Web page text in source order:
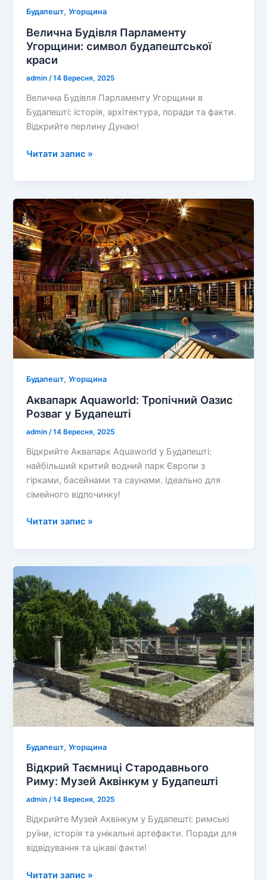
Будапешт,Угорщина
Велична Будівля Парламенту
Угорщини: символ будапештської
краси
admin/14 Вересня, 2025
Велична Будівля Парламенту Угорщини в
Будапешті: історія, архітектура, поради та факти.
Відкрийте перлину Дунаю!
Велична
Угорщини:
символ
будапештської
краси
Читати запис »
Будапешт,Угорщина
Аквапарк Aquaworld: Тропічний Оазис
Розваг у Будапешті
admin /14 Вересня, 2025
Відкрийте Аквапарк Aquaworld у Будапешті:
найбільший критий водний парк Європи з
гірками, басейнами та саунами. Ідеально для
сімейного відпочинку!
Аквапарк
Оазис
Розваг
у
Будапешті
Читати запис »
Будапешт,Угорщина
Відкрий Таємниці Стародавнього
Риму: Музей Аквінкум у Будапешті
admin/14 Вересня, 2025
Відкрийте Музей Аквінкум у Будапешті: римські
руїни, історія та унікальні артефакти. Поради для
відвідування та цікаві факти!
Відкрий
Читати запис »